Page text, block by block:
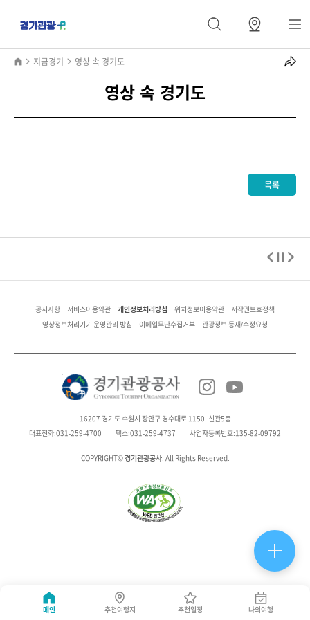
메인 추천여행지 추천일정 나의여행
지금경기 영상 속 경기도
영상 속 경기도
목록
공지사항 서비스이용약관 개인정보처리방침 위치정보이용약관 저작권보호정책
영상정보처리기기 운영관리 방침 이메일무단수집거부 관광정보 등재/수정요청
16207 경기도 수원시 장안구 경수대로 1150, 신관5층
대표전화:031-259-4700 팩스:031-259-4737 사업자등록번호:135-82-09792
COPYRIGHT© 경기관광공사. All Rights Reserved.